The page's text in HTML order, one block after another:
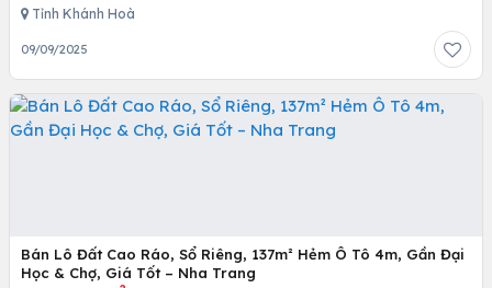
Tỉnh Khánh Hoà
09/09/2025
Bán Lô Đất Cao Ráo, Sổ Riêng, 137m² Hẻm Ô Tô 4m, Gần Đại
Học & Chợ, Giá Tốt – Nha Trang